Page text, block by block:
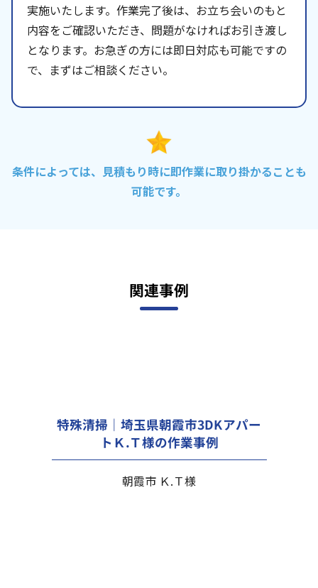
実施いたします。作業完了後は、お立ち会いのもと
内容をご確認いただき、問題がなければお引き渡し
となります。お急ぎの方には即日対応も可能ですの
で、まずはご相談ください。
条件によっては、見積もり時に即作業に取り掛かることも
可能です。
関連事例
特殊清掃｜埼玉県朝霞市3DKアパー
トＫ.Ｔ様の作業事例
朝霞市 Ｋ.Ｔ様